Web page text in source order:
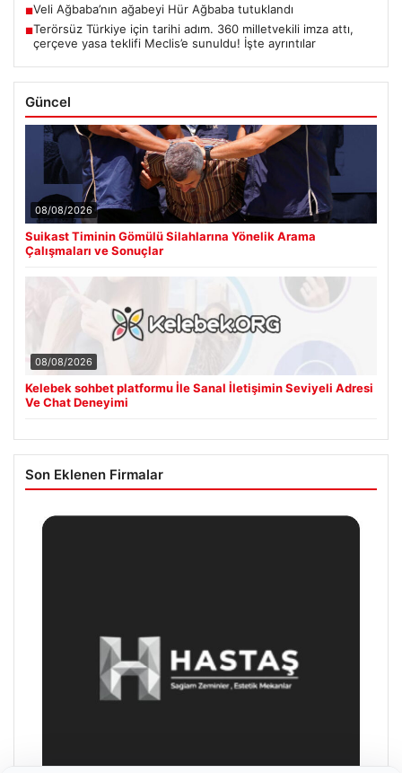
■Veli Ağbaba’nın ağabeyi Hür Ağbaba tutuklandı
■Terörsüz Türkiye için tarihi adım. 360 milletvekili imza attı,
çerçeve yasa teklifi Meclis’e sunuldu! İşte ayrıntılar
Güncel
08/08/2026
Suikast Timinin Gömülü Silahlarına Yönelik Arama
Çalışmaları ve Sonuçlar
08/08/2026
Kelebek sohbet platformu İle Sanal İletişimin Seviyeli Adresi
Ve Chat Deneyimi
Son Eklenen Firmalar